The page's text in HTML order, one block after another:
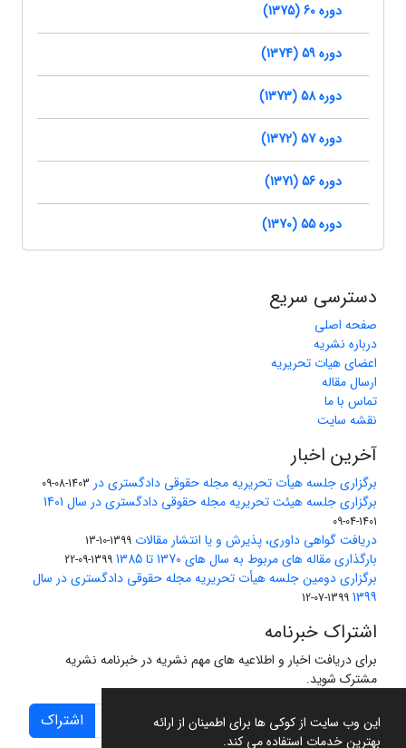
این وب سایت از کوکی ها برای اطمینان از ارائه
بهترین خدمات استفاده می کند.
دوره 60 (1375)
دوره 59 (1374)
دوره 58 (1373)
دوره 57 (1372)
دوره 56 (1371)
دوره 55 (1370)
دسترسی سریع
صفحه اصلی
درباره نشریه
اعضای هیات تحریریه
ارسال مقاله
تماس با ما
نقشه سایت
آخرین اخبار
برگزاری جلسه هیأت تحریریه مجله حقوقی دادگستری در 1403-08-09
برگزاری جلسه هیئت تحریریه مجله حقوقی دادگستری در سال 1401
1401-04-09
دریافت گواهی داوری، پذیرش و یا انتشار مقالات 1399-10-13
بارگذاری مقاله های مربوط به سال های 1370 تا 1385 1399-09-22
برگزاری دومین جلسه هیأت تحریریه مجله حقوقی دادگستری در سال
1399
1399-07-12
اشتراک خبرنامه
برای دریافت اخبار و اطلاعیه های مهم نشریه در خبرنامه نشریه
مشترک شوید.
اشتراک